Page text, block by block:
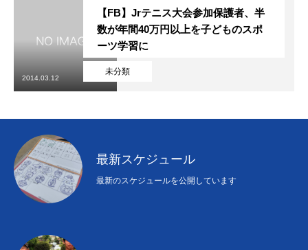
会員専用ページ
システム・クラス・料金
未分類
【FB】Jrテニス大会参加保護者、半
数が年間40万円以上を子どものスポ
ーツ学習に
2014.03.12
最新スケジュール
最新のスケジュールを公開しています